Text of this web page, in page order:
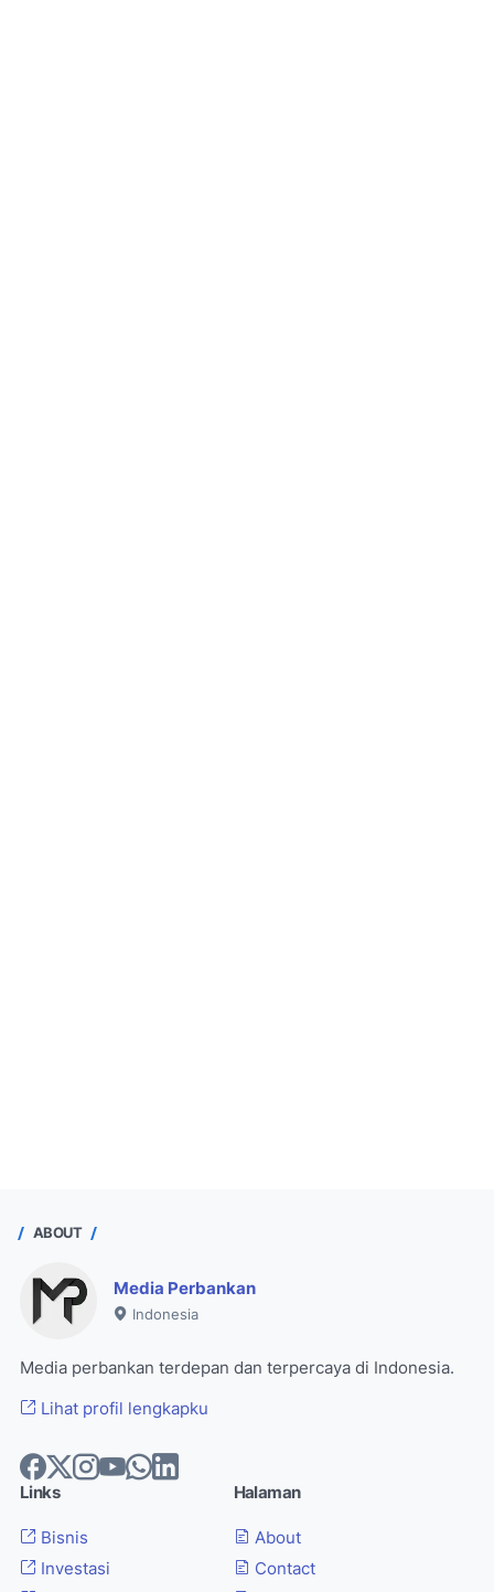
ABOUT
Media Perbankan
Indonesia
Media perbankan terdepan dan terpercaya di Indonesia.
Lihat profil lengkapku
Links
Bisnis
Investasi
Halaman
About
Contact